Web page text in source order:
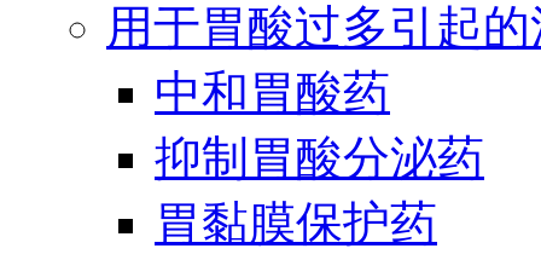
用于胃酸过多引起
中和胃酸药
抑制胃酸分泌药
胃黏膜保护药